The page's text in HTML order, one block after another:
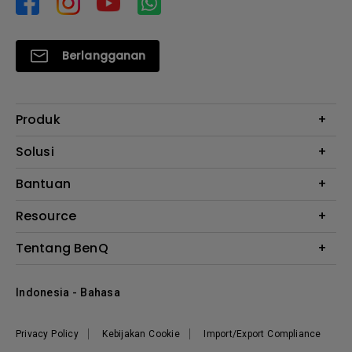
Berlangganan
Produk
Proyektor
Monitor Arm
Monitor Light Bar
Solusi
E-Sports
AQCOLOR
Monitor Eye-Care
Bantuan
Garansi
Layanan Perbaikan
Resource
Where to Buy
Knowledge Center
Tentang BenQ
Berita
Privacy Policy Kebijakan Cookie Import/Export Compliance
Indonesia - Bahasa